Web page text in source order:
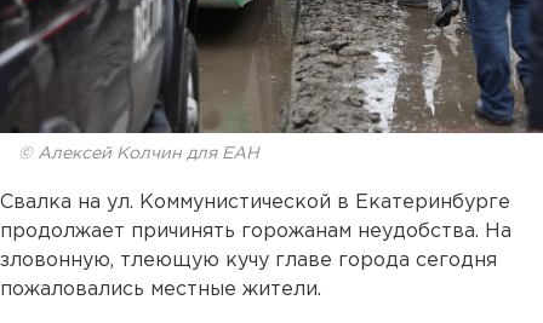
© Алексей Колчин для ЕАН
Свалка на ул. Коммунистической в Екатеринбурге
продолжает причинять горожанам неудобства. На
зловонную, тлеющую кучу главе города сегодня
пожаловались местные жители.